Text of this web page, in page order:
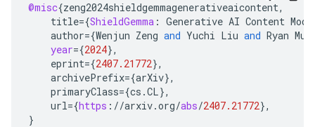
@misc{zeng2024shieldgemmagenerativeaicontent,
title={ShieldGemma : Generative AI Content
author={Wenjun Zeng and Yuchi Liu and Ryan
year={2024},
eprint={2407.21772},
archivePrefix={arXiv},
primaryClass={cs .CL},
url={https : //arxiv.org/abs/2407.21772},
}